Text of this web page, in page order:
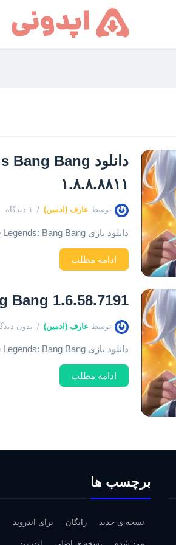
۱.۸.۸.۸۸۱۱
توسط عارف (ادمین) ۱ دیدگاه
دانلود بازی Mobile Legends: Bang Bang برای اندروید نسخه اصلی و اخرین بروزرسانی
ادامه مطلب
Bang 1.6.58.7191
توسط عارف (ادمین) بدون
دانلود بازی Mobile Legends: Bang Bang برای اندروید نسخه اصلی و اخرین بروزرسانی
ادامه مطلب
برچسب ها
نسخه ی جدید رایگان برای اندروید